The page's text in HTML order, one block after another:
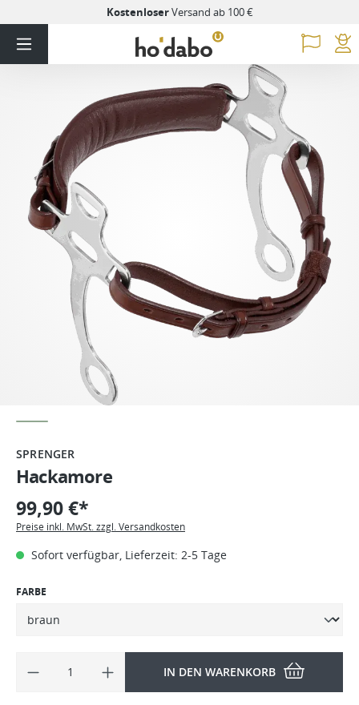
KostenloserVersand ab 100 €
SPRENGER
Hackamore
99,90 €*
Preise inkl. MwSt. zzgl. Versandkosten
Sofort verfügbar, Lieferzeit: 2-5 Tage
FARBE
IN DEN WARENKORB